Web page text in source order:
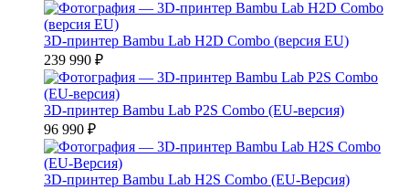
3D-принтер Bambu Lab H2D Combo (версия EU)
239 990 ₽
3D-принтер Bambu Lab P2S Combo (EU-версия)
96 990 ₽
3D-принтер Bambu Lab H2S Combo (EU-Версия)